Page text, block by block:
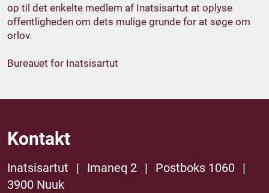
op til det enkelte medlem af Inatsisartut at oplyse
offentligheden om dets mulige grunde for at søge om
orlov.
Bureauet for Inatsisartut
Kontakt
Inatsisartut | Imaneq 2 | Postboks 1060
|
3900 Nuuk